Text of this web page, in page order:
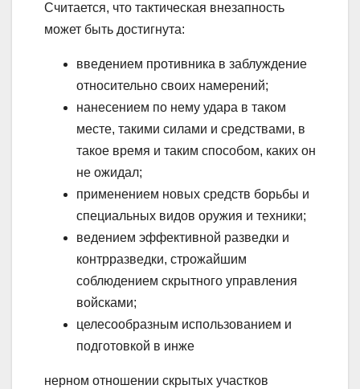
Считается, что тактическая внезапность
может быть достигнута:
введением противника в заблуждение
относительно своих намерений;
нанесением по нему удара в таком
месте, такими силами и средствами, в
такое время и таким способом, каких он
не ожидал;
применением новых средств борьбы и
специальных видов оружия и техники;
ведением эффективной разведки и
контрразведки, строжайшим
соблюдением скрытного управления
войсками;
целесообразным использованием и
подготовкой в инже
нерном отношении скрытых участков